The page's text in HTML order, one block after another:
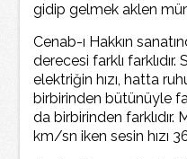
gidip gelmek aklen
Cenab-ı Hakkın
derecesi farklı farklıdır.
elektriğin hızı, hatta
birbirinden bütünüyle
da birbirinden farklıdır.
km/sn iken sesin hızı